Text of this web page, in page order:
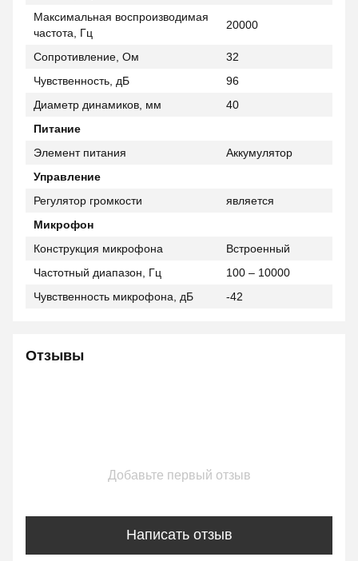
Максимальная воспроизводимая
частота, Гц
20000
Сопротивление, Ом
32
Чувственность, дБ
96
Диаметр динамиков, мм
40
Питание
Элемент питания
Аккумулятор
Управление
Регулятор громкости
является
Микрофон
Конструкция микрофона
Встроенный
Частотный диапазон, Гц
100 – 10000
Чувственность микрофона, дБ
-42
Отзывы
Добавьте первый отзыв
Написать отзыв